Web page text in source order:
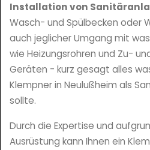
Installation von
Wasch- und Spülbecken oder
auch jeglicher Umgang mit
wie Heizungsrohren und Zu-
Geräten - kurz gesagt alles
Klempner in Neulußheim als
sollte.
Durch die Expertise und
Ausrüstung kann Ihnen ein